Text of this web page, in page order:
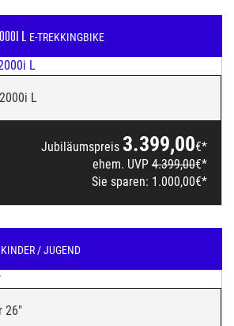
L E-TREKKINGBIKE
L
Jubiläumspreis 3.399,00€*
ehem. UVP 4.399,00€*
Sie sparen: 1.000,00€*
KINDER / JUGEND
26"